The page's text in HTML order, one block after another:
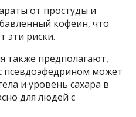
от простуды и
кофеин, что
эти риски.
также предполагают,
псевдоэфедрином может
и уровень сахара в
для людей с